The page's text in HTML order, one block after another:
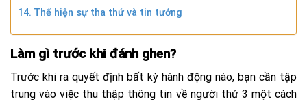
Thể hiện sự tha thứ và tin tưởng
Làm gì trước khi đánh ghen?
Trước khi ra quyết định bất kỳ hành động nào, bạn cần tập
trung vào việc thu thập thông tin về người thứ 3 một cách